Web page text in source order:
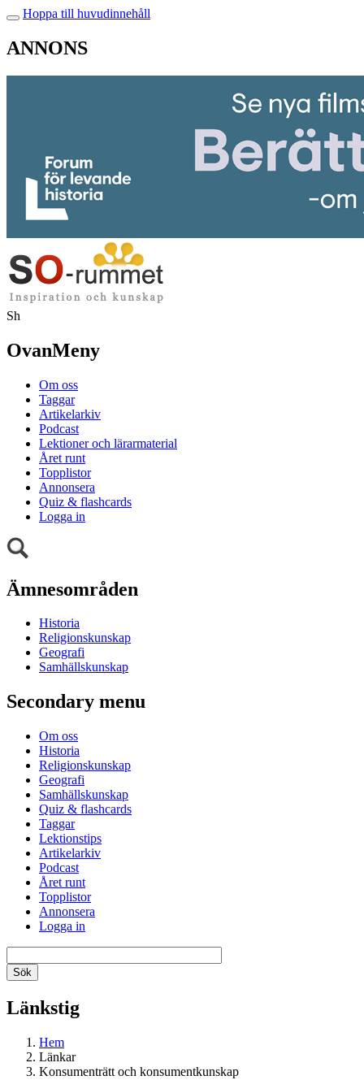
Hoppa till huvudinnehåll
ANNONS
Sh
OvanMeny
Om oss
Taggar
Artikelarkiv
Podcast
Lektioner och lärarmaterial
Året runt
Topplistor
Annonsera
Quiz & flashcards
Logga in
Ämnesområden
Historia
Religionskunskap
Geografi
Samhällskunskap
Secondary menu
Om oss
Historia
Religionskunskap
Geografi
Samhällskunskap
Quiz & flashcards
Taggar
Lektionstips
Artikelarkiv
Podcast
Året runt
Topplistor
Annonsera
Logga in
Länkstig
Hem
Länkar
Konsumenträtt och konsumentkunskap